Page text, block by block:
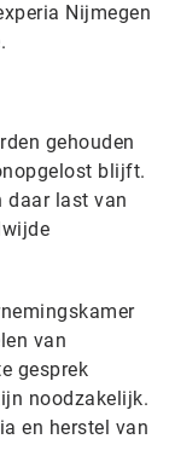
Nijmegen
gehouden
blijft.
daar last van
van
gesprek
noodzakelijk.
en herstel van